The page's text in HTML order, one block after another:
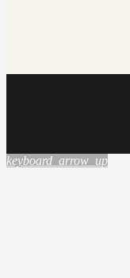
keyboard_arrow_up